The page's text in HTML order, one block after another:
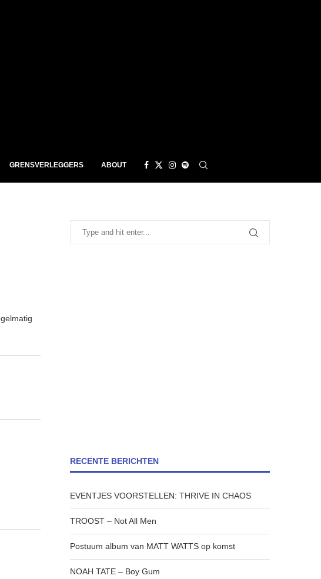
GRENSVERLEGGERS ABOUT
RECENTE BERICHTEN
EVENTJES VOORSTELLEN: THRIVE IN CHAOS
TROOST – Not All Men
Postuum album van MATT WATTS op komst
NOAH TATE – Boy Gum